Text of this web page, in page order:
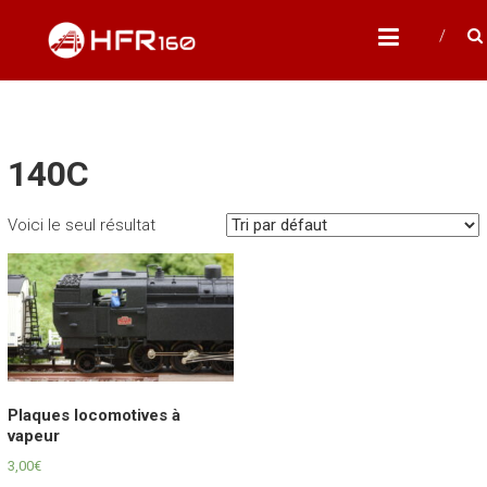
content
HFR160
Modélisme ferroviaire à l'échelle N
140C
Voici le seul résultat
Plaques locomotives à
vapeur
3,00€